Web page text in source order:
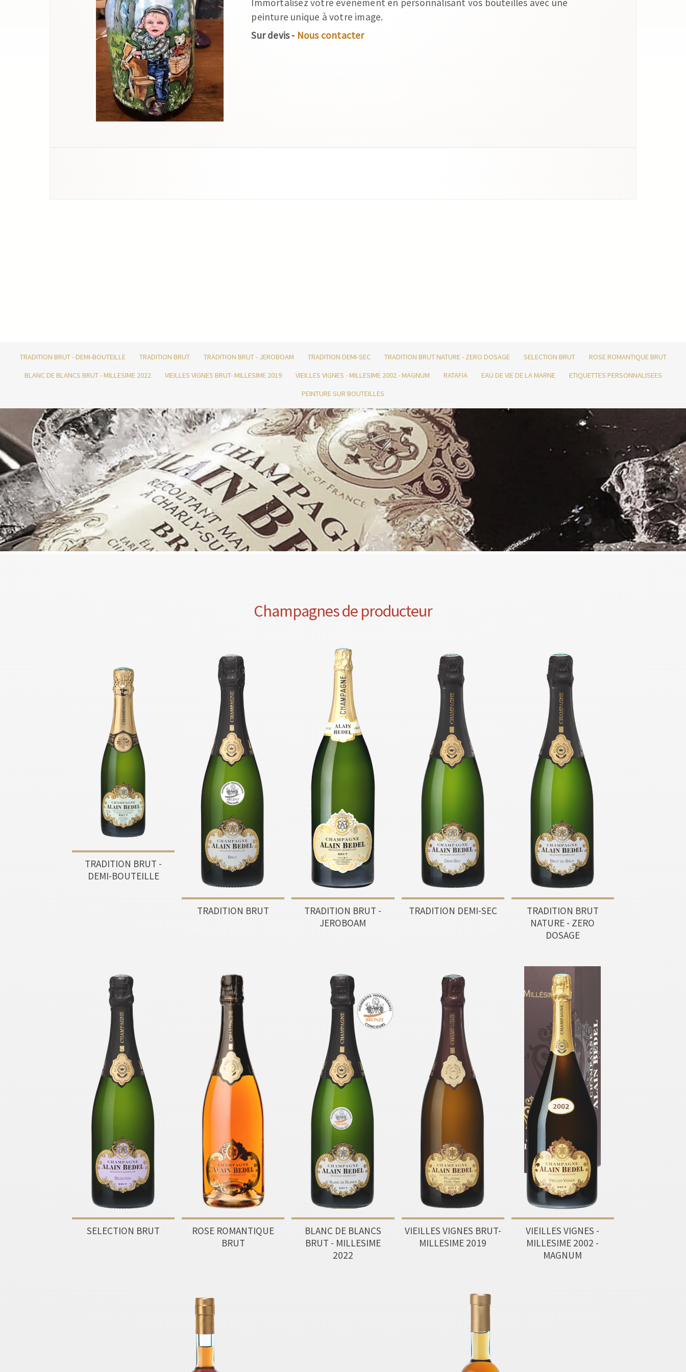
Immortalisez votre événement en personnalisant vos bouteilles avec une
peinture unique à votre image.
Sur devis - Nous contacter
TRADITION BRUT - DEMI-BOUTEILLE TRADITION BRUT TRADITION BRUT - JEROBOAM TRADITION DEMI-SEC TRADITION BRUT NATURE - ZERO DOSAGE SELECTION BRUT
ROSE ROMANTIQUE BRUT
BLANC DE BLANCS BRUT - MILLESIME 2022
VIEILLES VIGNES BRUT- MILLESIME 2019 VIEILLES VIGNES - MILLESIME 2002 - MAGNUM RATAFIA EAU DE VIE DE LA MARNE
ETIQUETTES PERSONNALISEES
PEINTURE SUR BOUTEILLES
Champagnes de producteur
TRADITION BRUT -
DEMI-BOUTEILLE
TRADITION BRUT
TRADITION BRUT -
JEROBOAM
TRADITION DEMI-SEC
TRADITION BRUT
NATURE - ZERO
DOSAGE
SELECTION BRUT
ROSE ROMANTIQUE
BRUT
BLANC DE BLANCS
BRUT - MILLESIME
2022
VIEILLES VIGNES BRUT-
MILLESIME 2019
VIEILLES VIGNES -
MILLESIME 2002 -
MAGNUM